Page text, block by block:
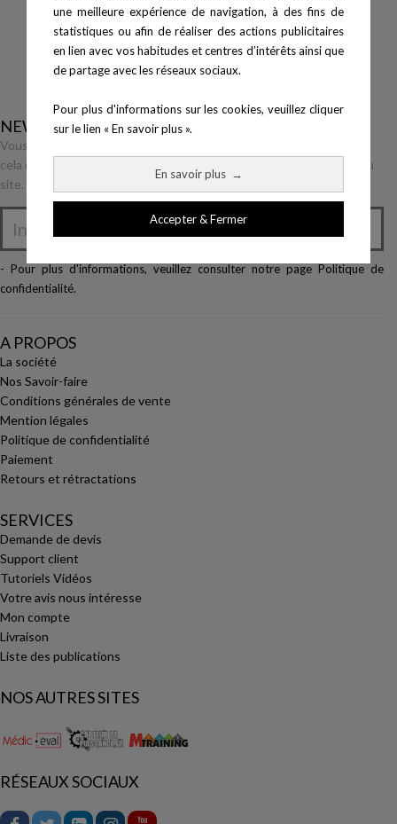
une meilleure expérience de navigation, à des fins de
statistiques ou afin de réaliser des actions publicitaires
en lien avec vos habitudes et centres d’intérêts ainsi que
de partage avec les réseaux sociaux.
Pour plus d'informations sur les cookies, veuillez cliquer
sur le lien « En savoir plus ».
En savoir plus →
Accepter & Fermer
NEWSLETTER
Vous pouvez vous désinscrire à tout moment. Vous trouverez pour
cela nos informations de contact dans les conditions d'utilisation du
site.
- Pour plus d'informations, veuillez consulter notre page Politique de
confidentialité.
A PROPOS
La société
Nos Savoir-faire
Conditions générales de vente
Mention légales
Politique de confidentialité
Paiement
Retours et rétractations
SERVICES
Demande de devis
Support client
Tutoriels Vidéos
Votre avis nous intéresse
Mon compte
Livraison
Liste des publications
NOS AUTRES SITES
RÉSEAUX SOCIAUX